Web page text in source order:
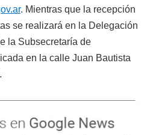
. Mientras que la recepción
se realizará en la Delegación
la Subsecretaría de
en la calle Juan Bautista